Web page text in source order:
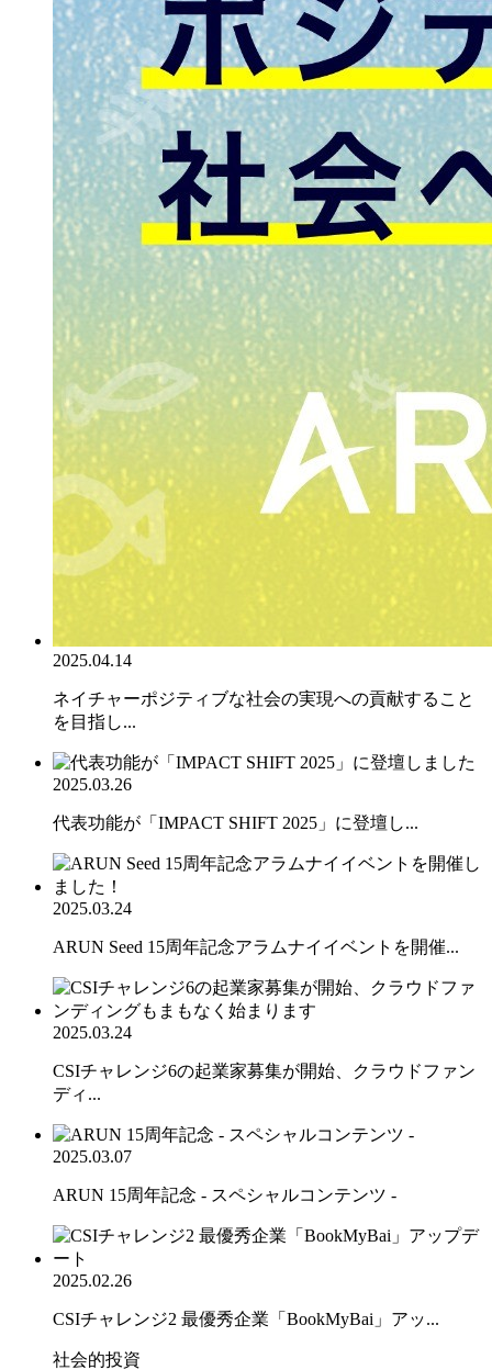
2025.04.14
ネイチャーポジティブな社会の実現への貢献すること
を目指し...
2025.03.26
代表功能が「IMPACT SHIFT 2025」に登壇し...
2025.03.24
ARUN Seed 15周年記念アラムナイイベントを開催...
2025.03.24
CSIチャレンジ6の起業家募集が開始、クラウドファン
ディ...
2025.03.07
ARUN 15周年記念 - スペシャルコンテンツ -
2025.02.26
CSIチャレンジ2 最優秀企業「BookMyBai」アッ...
社会的投資